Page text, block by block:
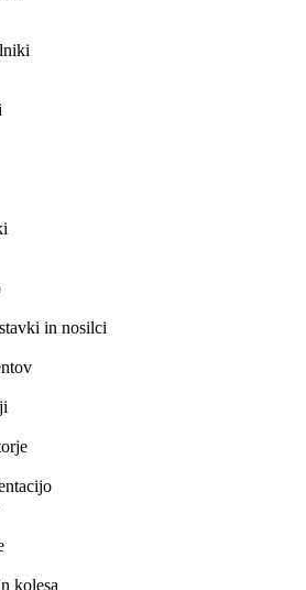
in nosilci
kolesa